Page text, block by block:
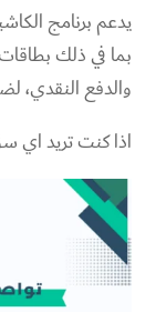
يدعم برنامج
والدفع النقدي،
اذا كنت تريد اي